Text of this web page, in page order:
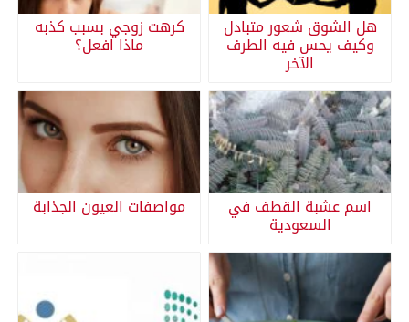
هل الشوق شعور متبادل
وكيف يحس فيه الطرف
الآخر
كرهت زوجي بسبب كذبه
ماذا افعل؟
اسم عشبة القطف في
السعودية
مواصفات العيون الجذابة